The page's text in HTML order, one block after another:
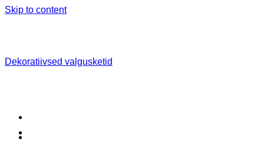
Skip to content
Dekoratiivsed valgusketid